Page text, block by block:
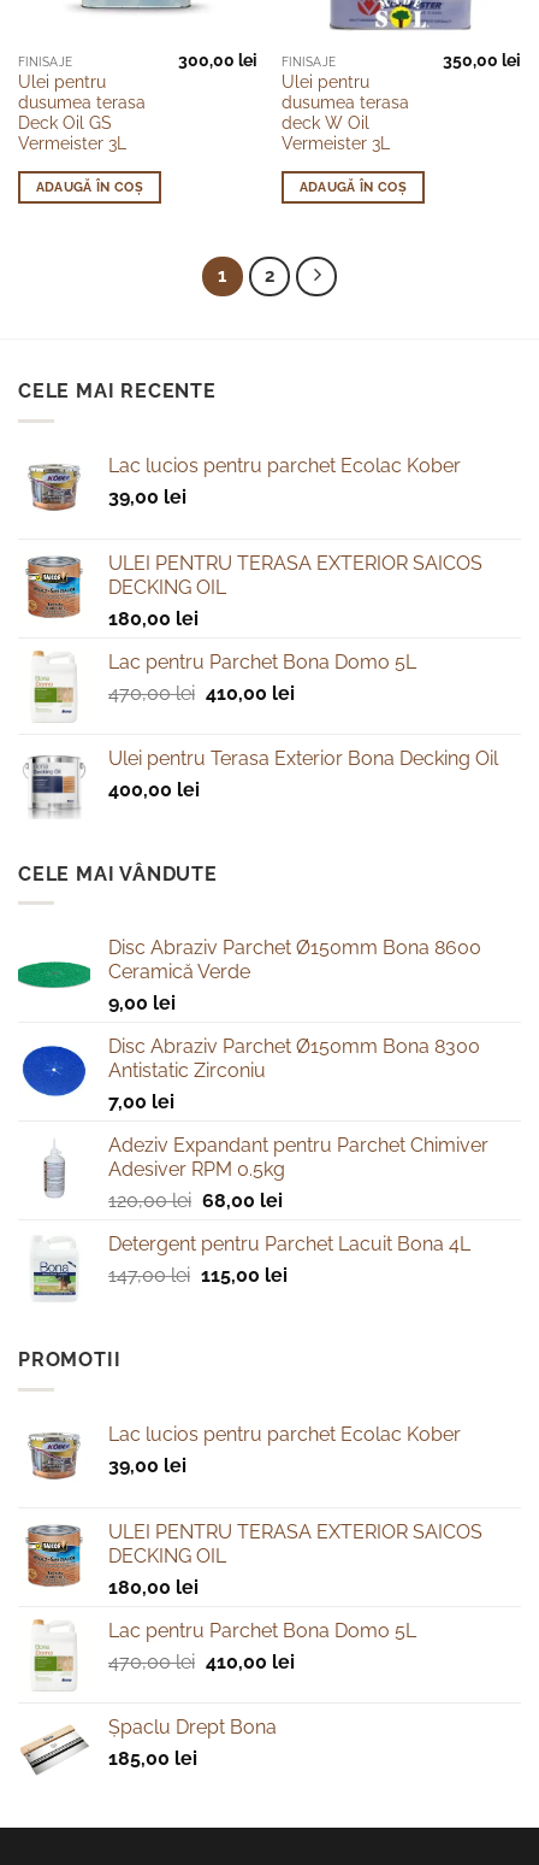
FINISAJE
Ulei pentru
dusumea terasa
Deck Oil GS
Vermeister 3L
300,00 lei
ADAUGĂ ÎN COȘ
FINISAJE
Ulei pentru
dusumea terasa
deck W Oil
Vermeister 3L
350,00 lei
ADAUGĂ ÎN COȘ
1 2
CELE MAI RECENTE
Lac lucios pentru parchet Ecolac Kober
39,00 lei
ULEI PENTRU TERASA EXTERIOR SAICOS
DECKING OIL
180,00 lei
Lac pentru Parchet Bona Domo 5L
470,00lei Prețul
fost:
410,00 leiPrețul
410,00 lei.
Ulei pentru Terasa Exterior Bona Decking Oil
400,00 lei
CELE MAI VÂNDUTE
Disc Abraziv Parchet Ø150mm Bona 8600
Ceramică Verde
9,00 lei
Disc Abraziv Parchet Ø150mm Bona 8300
Antistatic Zirconiu
7,00 lei
Adeziv Expandant pentru Parchet Chimiver
Adesiver RPM 0.5kg
120,00lei Prețul
a
fost:
68,00 leiPrețul
este:
68,00 lei.
Detergent pentru Parchet Lacuit Bona 4L
147,00lei Prețul
115,00 leiPrețul
PROMOTII
Lac lucios pentru parchet Ecolac Kober
39,00 lei
ULEI PENTRU TERASA EXTERIOR SAICOS
DECKING OIL
180,00 lei
Lac pentru Parchet Bona Domo 5L
470,00lei Prețul
fost:
410,00 leiPrețul
Şpaclu Drept Bona
185,00 lei